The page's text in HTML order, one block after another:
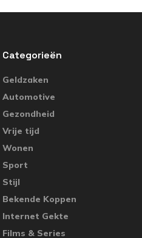
Categorieën
Geldzaken
Automotive
Gezondheid
Vrije tijd
Wonen
Sport
Stijl
Bekende Koppen
Internet Gekte
Films & Series